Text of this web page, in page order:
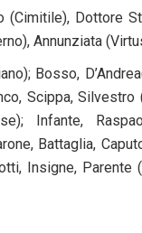
(Cimitile), Dottore
Annunziata
Bosso,
Scippa, Silvestro
Infante,
Battaglia,
Insigne, Parente